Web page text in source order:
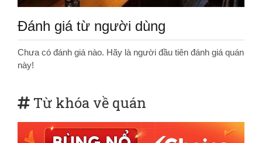
Đánh giá từ người dùng
Chưa có đánh giá nào. Hãy là người đầu tiên đánh giá quán
này!
Từ khóa về quán